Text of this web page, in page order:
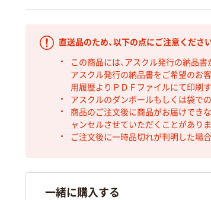
直送品のため、以下の点にご注意ください
この商品には、アスクル発行の納品
アスクル発行の納品書をご希望のお
用履歴よりＰＤＦファイルにて印刷
アスクルのダンボールもしくは袋で
商品のご注文後に商品がお届けでき
ャンセルさせていただくことがありま
ご注文後に一時品切れが判明した場
一緒に購入する